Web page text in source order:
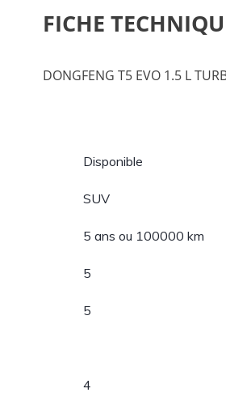
FICHE
DONGFENG T5 EVO 1.5 L
Disponible
SUV
5 ans ou 100000 km
5
5
4